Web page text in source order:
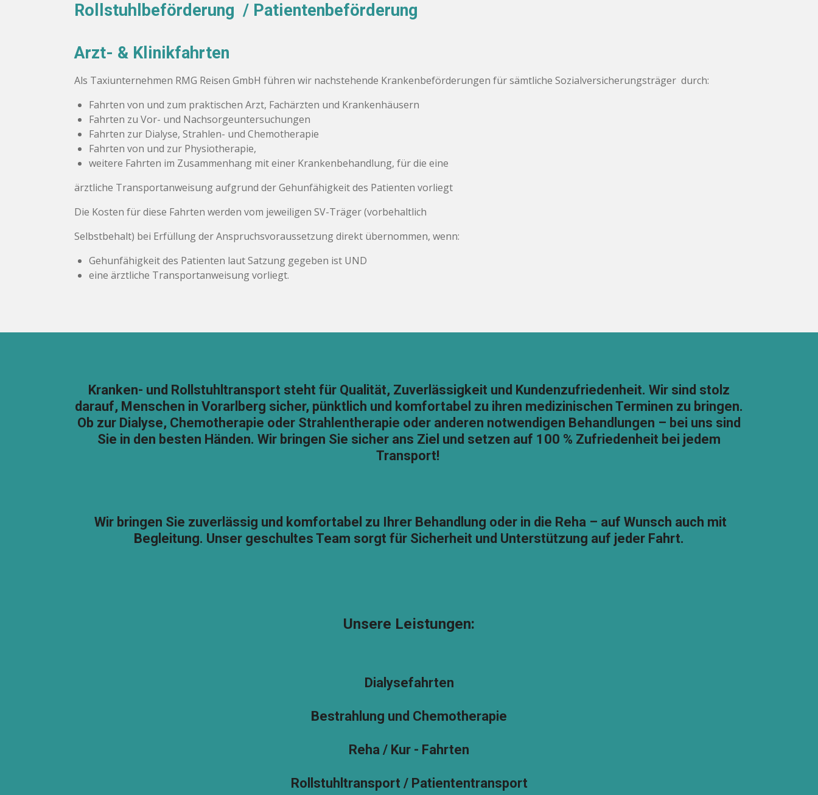
Rollstuhlbeförderung / Patientenbeförderung
Arzt- & Klinikfahrten
Als Taxiunternehmen RMG Reisen GmbH führen wir nachstehende Krankenbeförderungen für sämtliche Sozialversicherungsträger durch:
Fahrten von und zum praktischen Arzt, Fachärzten und Krankenhäusern
Fahrten zu Vor- und Nachsorgeuntersuchungen
Fahrten zur Dialyse, Strahlen- und Chemotherapie
Fahrten von und zur Physiotherapie,
weitere Fahrten im Zusammenhang mit einer Krankenbehandlung, für die eine
ärztliche Transportanweisung aufgrund der Gehunfähigkeit des Patienten vorliegt
Die Kosten für diese Fahrten werden vom jeweiligen SV-Träger (vorbehaltlich
Selbstbehalt) bei Erfüllung der Anspruchsvoraussetzung direkt übernommen, wenn:
Gehunfähigkeit des Patienten laut Satzung gegeben ist UND
eine ärztliche Transportanweisung vorliegt.
Kranken- und Rollstuhltransport steht für Qualität, Zuverlässigkeit und Kundenzufriedenheit. Wir sind stolz
darauf, Menschen in Vorarlberg sicher, pünktlich und komfortabel zu ihren medizinischen Terminen zu bringen.
Ob zur Dialyse, Chemotherapie oder Strahlentherapie oder anderen notwendigen Behandlungen – bei uns sind
Sie in den besten Händen. Wir bringen Sie sicher ans Ziel und setzen auf 100 % Zufriedenheit bei jedem
Transport!
Wir bringen Sie zuverlässig und komfortabel zu Ihrer Behandlung oder in die Reha – auf Wunsch auch mit
Begleitung. Unser geschultes Team sorgt für Sicherheit und Unterstützung auf jeder Fahrt.
Unsere Leistungen:
Dialysefahrten
Bestrahlung und Chemotherapie
Reha / Kur - Fahrten
Rollstuhltransport / Patiententransport